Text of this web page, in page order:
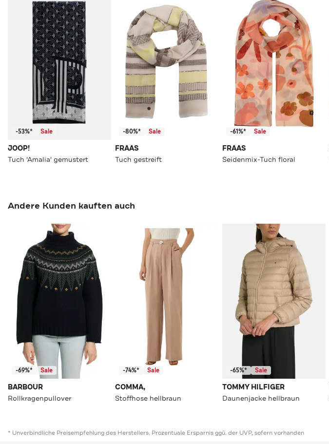
-53%* Sale
JOOP!
Tuch 'Amalia' gemustert
-80%* Sale
FRAAS
Tuch gestreift
-61%* Sale
FRAAS
Seidenmix-Tuch floral
Andere Kunden kauften auch
-69%* Sale
BARBOUR
Rollkragenpullover
-74%* Sale
COMMA,
Stoffhose hellbraun
-65%* Sale
TOMMY HILFIGER
Daunenjacke hellbraun
* Unverbindliche Preisempfehlung des Herstellers. Prozentuale Ersparnis ggü. der UVP, sofern vorhanden